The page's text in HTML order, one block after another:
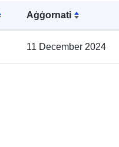
Aġġornati
11 December 2024